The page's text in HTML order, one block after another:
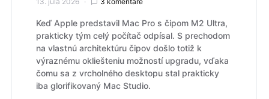
Keď Apple predstavil Mac Pro s čipom M2 Ultra,
prakticky tým celý počítač odpísal. S prechodom
na vlastnú architektúru čipov došlo totiž k
výraznému okliešteniu možností upgradu, vďaka
čomu sa z vrcholného desktopu stal prakticky
iba glorifikovaný Mac Studio.